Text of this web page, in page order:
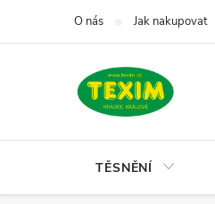
O nás Jak nakupovat
TĚSNĚNÍ